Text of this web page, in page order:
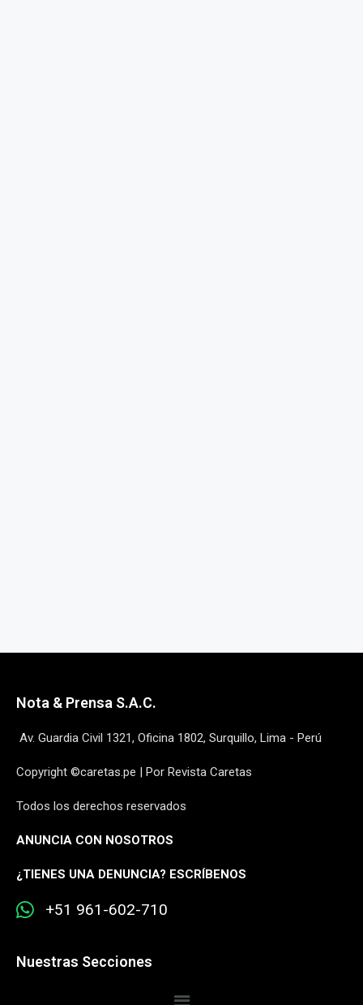
Nota & Prensa S.A.C.
Av. Guardia Civil 1321, Oficina 1802, Surquillo, Lima - Perú
Copyright ©caretas.pe | Por Revista Caretas
Todos los derechos reservados
ANUNCIA CON NOSOTROS
¿TIENES UNA DENUNCIA? ESCRÍBENOS
+51 961-602-710
Nuestras Secciones